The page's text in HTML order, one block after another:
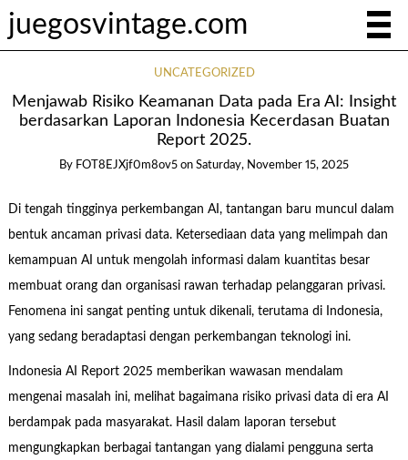
juegosvintage.com
UNCATEGORIZED
Menjawab Risiko Keamanan Data pada Era AI: Insight
berdasarkan Laporan Indonesia Kecerdasan Buatan
Report 2025.
By FOT8EJXjf0m8ov5 on Saturday, November 15, 2025
Di tengah tingginya perkembangan AI, tantangan baru muncul dalam
bentuk ancaman privasi data. Ketersediaan data yang melimpah dan
kemampuan AI untuk mengolah informasi dalam kuantitas besar
membuat orang dan organisasi rawan terhadap pelanggaran privasi.
Fenomena ini sangat penting untuk dikenali, terutama di Indonesia,
yang sedang beradaptasi dengan perkembangan teknologi ini.
Indonesia AI Report 2025 memberikan wawasan mendalam
mengenai masalah ini, melihat bagaimana risiko privasi data di era AI
berdampak pada masyarakat. Hasil dalam laporan tersebut
mengungkapkan berbagai tantangan yang dialami pengguna serta